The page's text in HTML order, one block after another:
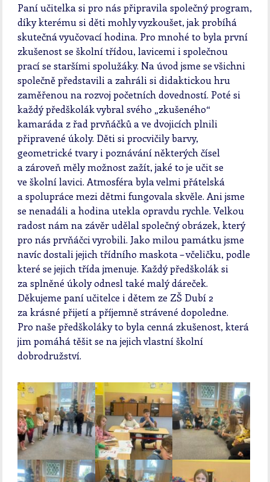
Paní učitelka si pro nás připravila společný program,
díky kterému si děti mohly vyzkoušet, jak probíhá
skutečná vyučovací hodina. Pro mnohé to byla první
zkušenost se školní třídou, lavicemi i společnou
prací se staršími spolužáky. Na úvod jsme se všichni
společně představili a zahráli si didaktickou hru
zaměřenou na rozvoj početních dovedností. Poté si
každý předškolák vybral svého „zkušeného“
kamaráda z řad prvňáčků a ve dvojicích plnili
připravené úkoly. Děti si procvičily barvy,
geometrické tvary i poznávání některých čísel
a zároveň měly možnost zažít, jaké to je učit se
ve školní lavici. Atmosféra byla velmi přátelská
a spolupráce mezi dětmi fungovala skvěle. Ani jsme
se nenadáli a hodina utekla opravdu rychle. Velkou
radost nám na závěr udělal společný obrázek, který
pro nás prvňáčci vyrobili. Jako milou památku jsme
navíc dostali jejich třídního maskota – včeličku, podle
které se jejich třída jmenuje. Každý předškolák si
za splněné úkoly odnesl také malý dáreček.
Děkujeme paní učitelce i dětem ze ZŠ Dubí 2
za krásné přijetí a příjemně strávené dopoledne.
Pro naše předškoláky to byla cenná zkušenost, která
jim pomáhá těšit se na jejich vlastní školní
dobrodružství.